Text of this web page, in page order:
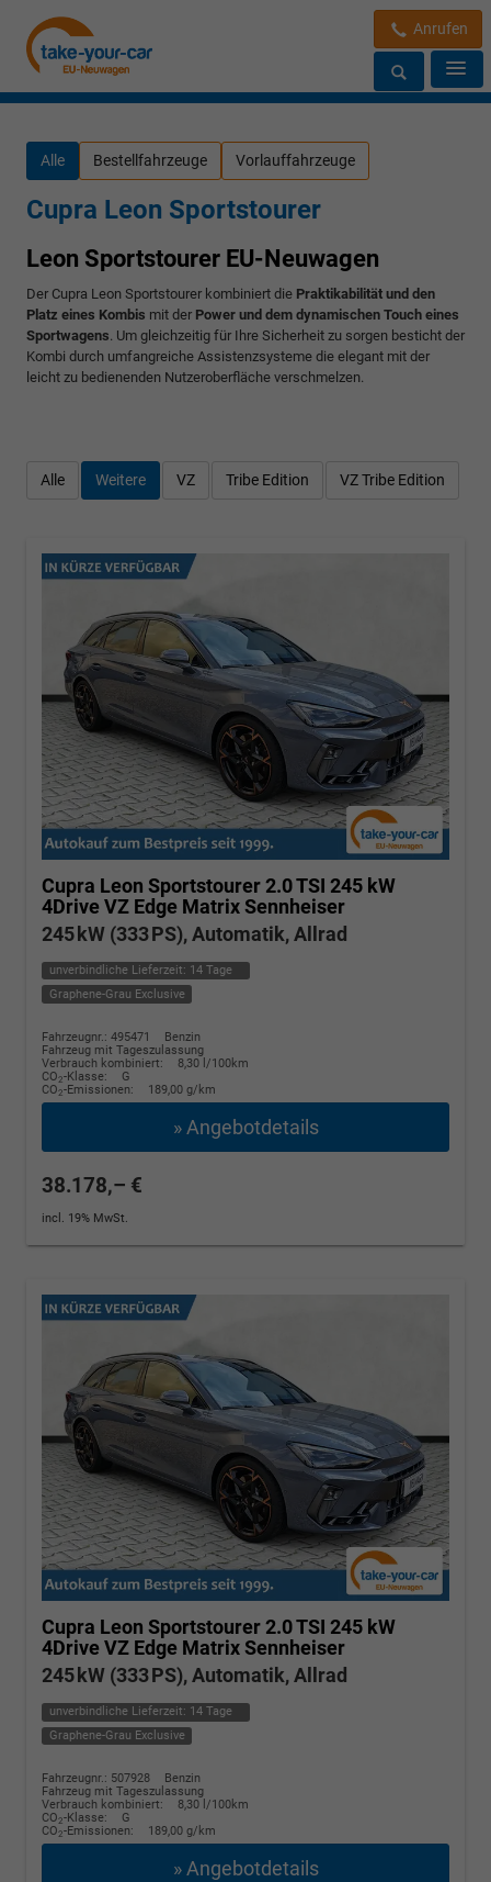
Anrufen
Alle Bestellfahrzeuge Vorlauffahrzeuge
Cupra Leon Sportstourer
Leon Sportstourer EU-Neuwagen
Der Cupra Leon Sportstourer kombiniert die Praktikabilität und den
Platz eines Kombis mit der Power und dem dynamischen Touch eines
Sportwagens . Um gleichzeitig für Ihre Sicherheit zu sorgen besticht der
Kombi durch umfangreiche Assistenzsysteme die elegant mit der
leicht zu bedienenden Nutzeroberfläche verschmelzen.
Alle Weitere VZ Tribe Edition VZ Tribe Edition
Cupra Leon Sportstourer2.0 TSI 245 kW
4Drive VZ Edge Matrix Sennheiser
245 kW (333 PS), Automatik, Allrad
unverbindliche Lieferzeit: 14 Tage
Graphene-Grau Exclusive
Fahrzeugnr.: 495471
Benzin
Fahrzeug mit Tageszulassung
Verbrauch kombiniert:
8,30 l/100km
CO2-Klasse:
G
CO2-Emissionen: 189,00 g/km
» Angebotdetails
38.178,– €
incl. 19% MwSt.
Cupra Leon Sportstourer2.0 TSI 245 kW
4Drive VZ Edge Matrix Sennheiser
245 kW (333 PS), Automatik, Allrad
unverbindliche Lieferzeit: 14 Tage
Graphene-Grau Exclusive
Fahrzeugnr.: 507928
Benzin
Fahrzeug mit Tageszulassung
Verbrauch kombiniert:
8,30 l/100km
CO2-Klasse:
G
CO2-Emissionen: 189,00 g/km
» Angebotdetails